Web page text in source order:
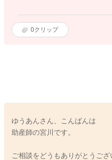
0クリップ
ゆうあんさん、こんばんは
助産師の宮川です。
ご相談をどうもありがとうござ